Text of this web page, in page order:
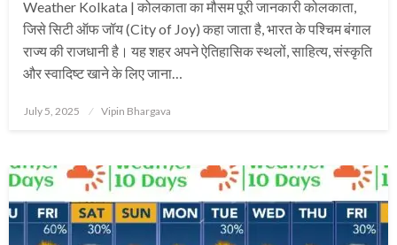
Weather Kolkata | कोलकाता का मौसम पूरी जानकारी कोलकाता,
जिसे सिटी ऑफ जॉय (City of Joy) कहा जाता है, भारत के पश्चिम बंगाल
राज्य की राजधानी है। यह शहर अपने ऐतिहासिक स्थलों, साहित्य, संस्कृति
और स्वादिष्ट खाने के लिए जाना…
Posted
July 5, 2025 Vipin Bhargava